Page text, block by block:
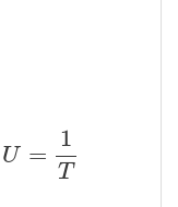
U =
1
T